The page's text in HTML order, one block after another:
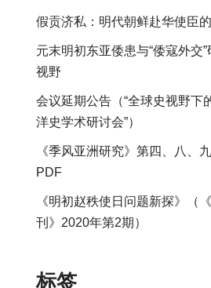
假贡济私：明代朝鲜赴华使臣
元末明初东亚倭患与“倭寇外交
视野
会议延期公告（“全球史视野下
洋史学术研讨会”）
《季风亚洲研究》第四、八、
PDF
《明初赵秩使日问题新探》（
刊》2020年第2期）
标签